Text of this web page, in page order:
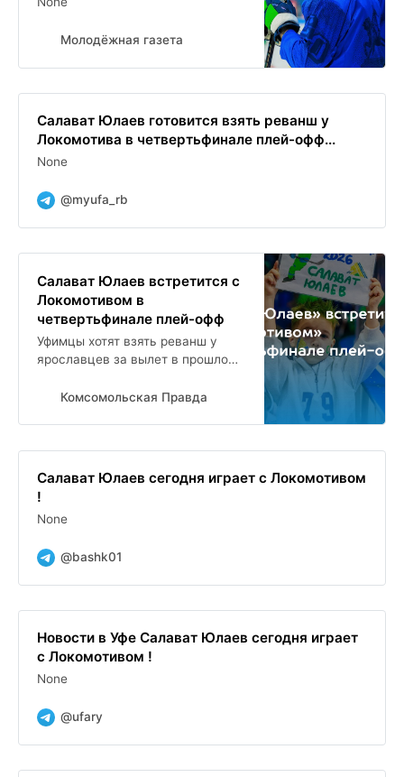
Молодёжная газета
Салават Юлаев готовится взять реванш у
Локомотива в четвертьфинале плей-офф...
None
@myufa_rb
Салават Юлаев встретится с
Локомотивом в
четвертьфинале плей-офф
Уфимцы хотят взять реванш у
ярославцев за вылет в прошлом
Комсомольская Правда
Салават Юлаев сегодня играет с Локомотивом
!
None
@bashk01
Новости в Уфе Салават Юлаев сегодня играет
с Локомотивом !
None
@ufary